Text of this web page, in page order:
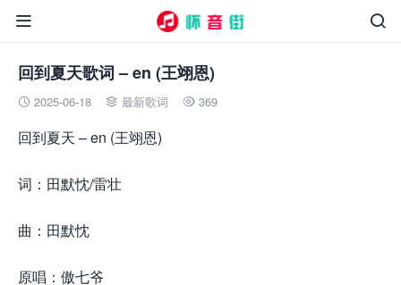


回到夏天歌词 – en (王翊恩)
 2025-06-18  最新歌词  369
回到夏天 – en (王翊恩)
词：田默忱/雷壮
曲：田默忱
原唱：傲七爷